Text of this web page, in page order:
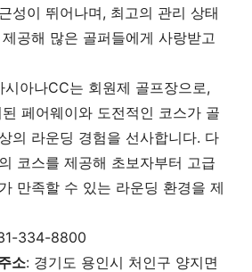
성이 뛰어나며, 최고의 관리 상태
공해 많은 골퍼들에게 사랑받고
시아나CC는 회원제 골프장으로,
페어웨이와 도전적인 코스가 골
의 라운딩 경험을 선사합니다. 다
코스를 제공해 초보자부터 고급
만족할 수 있는 라운딩 환경을 제
334-8800
소: 경기도 용인시 처인구 양지면